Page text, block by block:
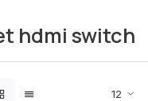
hdmi switch